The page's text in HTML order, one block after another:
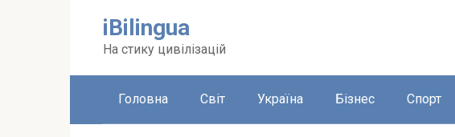
iBilingua
На стику цивілізацій
Головна Світ Україна Бізнес Спорт